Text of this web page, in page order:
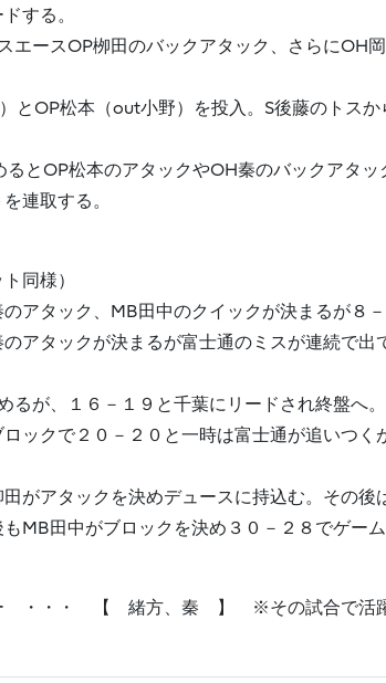
する。
ースOP栁田のバックアタック、さらにOH
とOP松本（out小野）を投入。S後藤のトス
とOP松本のアタックやOH秦のバックアタ
連取する。
同様）
アタック、MB田中のクイックが決まるが８
アタックが決まるが富士通のミスが連続で
が、１６－１９と千葉にリードされ終盤へ。
ックで２０－２０と一時は富士通が追いつく
がアタックを決めデュースに持込む。その後
MB田中がブロックを決め３０－２８でゲーム
・・・ 【 緒方、秦 】 ※その試合で活